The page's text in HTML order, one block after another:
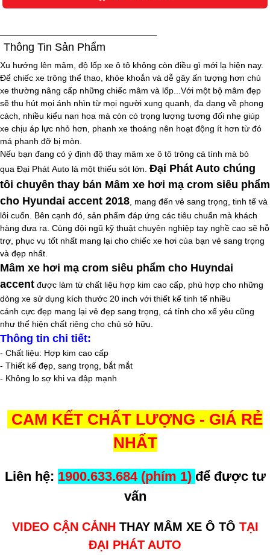
Thông Tin Sản Phẩm
Xu hướng lên mâm, độ lốp xe ô tô không còn điều gì mới lạ hiện nay.
Để chiếc xe trông thể thao, khỏe khoắn và dễ gây ấn tượng hơn chủ
xe thường nâng cấp những chiếc mâm và lốp...Với một bộ mâm đẹp
sẽ thu hút mọi ánh nhìn từ mọi người xung quanh, đa dạng về phong
cách, nhiều kiểu nan hoa mà còn có trọng lượng tương đối nhẹ giúp
xe chịu áp lực nhỏ hơn, phanh xe thoáng nên hoạt động ít hơn từ đó
má phanh đỡ bị mòn.
Nếu bạn đang có ý định độ thay mâm xe ô tô trông cá tính mà bỏ
qua Đại Phát Auto là một thiếu sót lớn. Đại Phát Auto chúng
tôi chuyên thay bán Mâm xe hơi mạ crom siêu phẩm
cho Hyundai accent 2018 , mang đến vẻ sang trọng, tinh tế và
lôi cuốn. Bên cạnh đó, sản phẩm đáp ứng các tiêu chuẩn mà khách
hàng đưa ra. Cùng đội ngũ kỹ thuật chuyên nghiệp tay nghề cao sẽ hỗ
trợ, phục vụ tốt nhất mang lại cho chiếc xe hơi của bạn vẻ sang trọng
và đẹp nhất.
Mâm xe hơi mạ crom siêu phẩm cho Huyndai
accent được làm từ chất liệu hợp kim cao cấp, phù hợp cho những
dòng xe sử dụng kích thước 20 inch với thiết kế tinh tế nhiều
cánh cực đẹp mang lại vẻ đẹp sang trọng, cá tính cho xế yêu cũng
như thể hiện chất riêng cho chủ sở hữu.
Thông tin chi tiết:
- Chất liệu: Hợp kim cao cấp
- Thiết kế đẹp, sang trọng, bắt mắt
- Không lo sợ khi va đập mạnh
CAM KẾT CHẤT LƯỢNG - GIÁ RẺ
NHẤT
Liên hệ: 1900.633.684 (phím 1) để được tư
vấn
VIDEO CẬN CẢNH THAY MÂM XE Ô TÔ TẠI
ĐẠI PHÁT AUTO